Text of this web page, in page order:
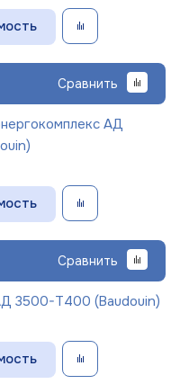
Сравнить
АД
Сравнить
3500-Т400 (Baudouin)